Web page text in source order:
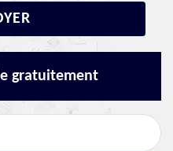
gratuitement